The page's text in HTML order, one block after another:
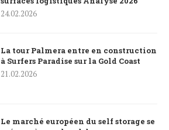
24.02.2026
La tour Palmera entre en construction
à Surfers Paradise sur la Gold Coast
21.02.2026
Le marché européen du self storage se